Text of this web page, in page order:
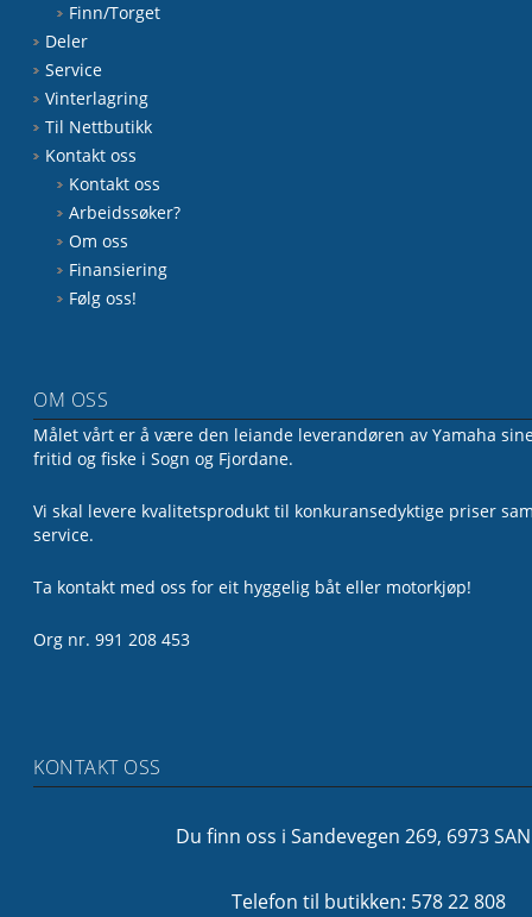
Finn/Torget
Deler
Service
Vinterlagring
Til Nettbutikk
Kontakt oss
Kontakt oss
Arbeidssøker?
Om oss
Finansiering
Følg oss!
OM OSS
Målet vårt er å være den leiande leverandøren av Yamaha
fritid og fiske i Sogn og Fjordane.
Vi skal levere kvalitetsprodukt til konkuransedyktige priser
service.
Ta kontakt med oss for eit hyggelig båt eller motorkjøp!
Org nr. 991 208 453
KONTAKT OSS
Du finn oss i Sandevegen 269, 6973
Telefon til butikken: 578 22 808